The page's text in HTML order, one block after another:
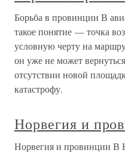
Борьба в провинции В
такое понятие — точка
условную черту на
он уже не может
отсутствии новой
катастрофу.
Норвегия и
Норвегия и провинции В